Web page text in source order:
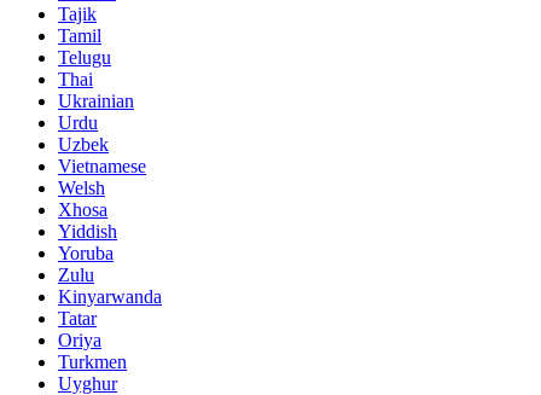
Tajik
Tamil
Telugu
Thai
Ukrainian
Urdu
Uzbek
Vietnamese
Welsh
Xhosa
Yiddish
Yoruba
Zulu
Kinyarwanda
Tatar
Oriya
Turkmen
Uyghur